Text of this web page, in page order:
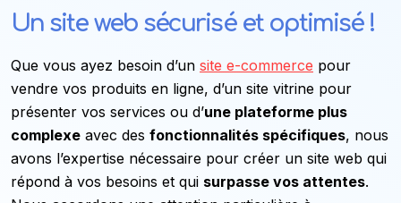
Un site web sécurisé et optimisé !
Que vous ayez besoin d’un site e-commerce pour
vendre vos produits en ligne, d’un site vitrine pour
présenter vos services ou d’une plateforme plus
complexe avec des fonctionnalités spécifiques, nous
avons l’expertise nécessaire pour créer un site web qui
répond à vos besoins et qui surpasse vos attentes.